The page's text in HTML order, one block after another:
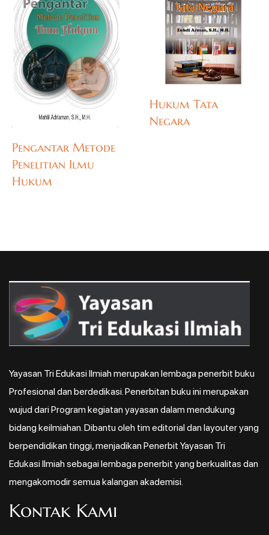
Pengantar Metode
Penelitian Ilmu
Hukum
Hukum Tata
Negara
Yayasan Tri Edukasi Ilmiah merupakan lembaga penerbit buku
Profesional dan berdedikasi. Penerbitan buku ini merupakan
wujud dari Program kegiatan yayasan dalam mendukung
bidang keilmiahan. Dibantu oleh tim editorial dan layouter yang
berpendidikan tinggi, menjadikan Penerbit Yayasan Tri
Edukasi Ilmiah sebagai lembaga penerbit yang berkualitas dan
mengakomodir semua kalangan akademisi.
Kontak Kami